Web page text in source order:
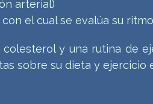
arterial)
el cual se evalúa su
y una rutina de
sobre su dieta y ejercicio